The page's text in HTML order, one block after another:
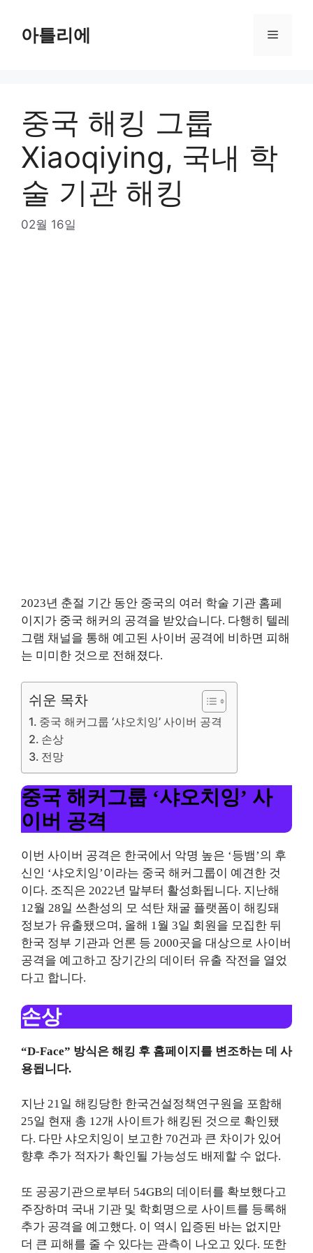
content아틀리에 Menu
중국 해킹 그룹
Xiaoqiying, 국내 학
술 기관 해킹
02월 16일
2023년 춘절 기간 동안 중국의 여러 학술 기관 홈페
이지가 중국 해커의 공격을 받았습니다. 다행히 텔레
그램 채널을 통해 예고된 사이버 공격에 비하면 피해
는 미미한 것으로 전해졌다.
쉬운 목차
중국 해커그룹 ‘샤오치잉’ 사이버 공격
손상
전망
중국 해커그룹 ‘샤오치잉’ 사
이버 공격
이번 사이버 공격은 한국에서 악명 높은 ‘등뱀’의 후
신인 ‘샤오치잉’이라는 중국 해커그룹이 예견한 것
이다. 조직은 2022년 말부터 활성화됩니다. 지난해
12월 28일 쓰촨성의 모 석탄 채굴 플랫폼이 해킹돼
정보가 유출됐으며, 올해 1월 3일 회원을 모집한 뒤
한국 정부 기관과 언론 등 2000곳을 대상으로 사이버
공격을 예고하고 장기간의 데이터 유출 작전을 열었
다고 합니다.
손상
“D-Face” 방식은 해킹 후 홈페이지를 변조하는 데 사
용됩니다.
지난 21일 해킹당한 한국건설정책연구원을 포함해
25일 현재 총 12개 사이트가 해킹된 것으로 확인됐
다. 다만 샤오치잉이 보고한 70건과 큰 차이가 있어
향후 추가 적자가 확인될 가능성도 배제할 수 없다.
또 공공기관으로부터 54GB의 데이터를 확보했다고
주장하며 국내 기관 및 학회명으로 사이트를 등록해
추가 공격을 예고했다. 이 역시 입증된 바는 없지만
더 큰 피해를 줄 수 있다는 관측이 나오고 있다. 또한